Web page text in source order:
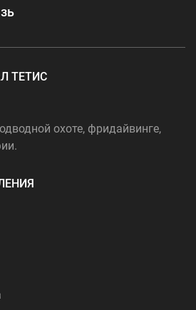
ТЕТИС
охоте, фридайвинге,